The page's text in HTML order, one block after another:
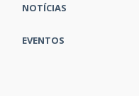
NOTÍCIAS
EVENTOS